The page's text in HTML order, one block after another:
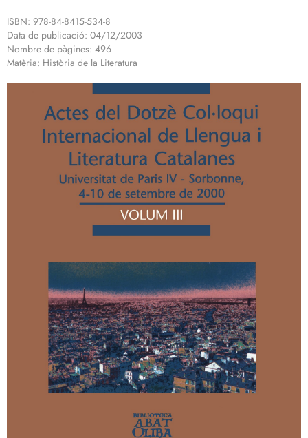
ISBN: 978-84-8415-534-8
Data de publicació: 04/12/2003
Nombre de pàgines: 496
Matèria: Història de la Literatura